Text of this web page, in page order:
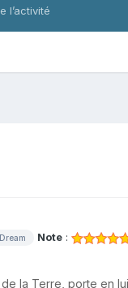
l’activité
Note:
la Terre, porte en